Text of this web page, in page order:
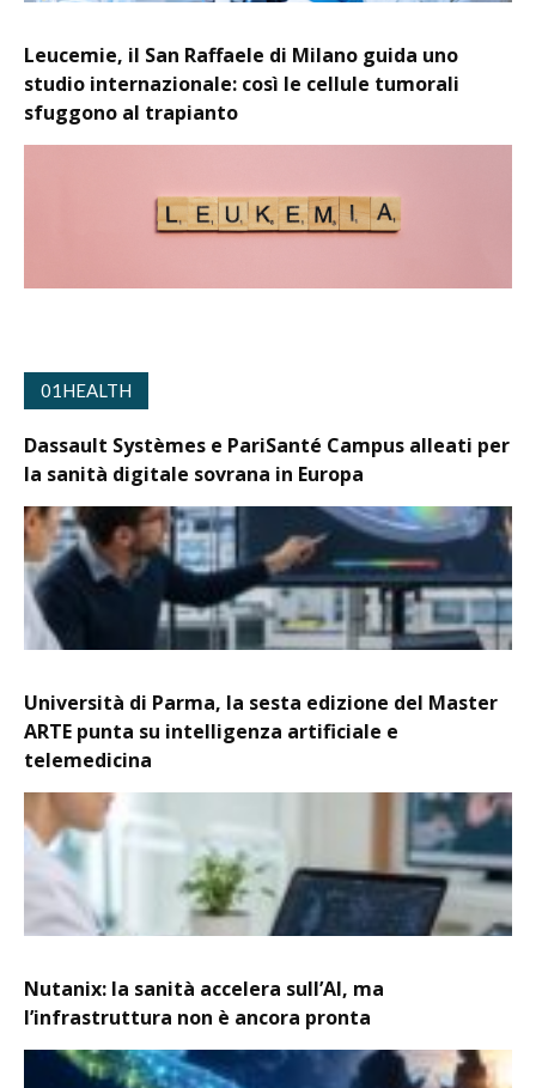
Leucemie, il San Raffaele di Milano guida uno
studio internazionale: così le cellule tumorali
sfuggono al trapianto
01HEALTH
Dassault Systèmes e PariSanté Campus alleati per
la sanità digitale sovrana in Europa
Università di Parma, la sesta edizione del Master
ARTE punta su intelligenza artificiale e
telemedicina
Nutanix: la sanità accelera sull’AI, ma
l’infrastruttura non è ancora pronta